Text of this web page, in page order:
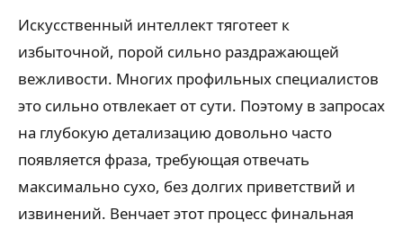
Искусственный интеллект тяготеет к
избыточной, порой сильно раздражающей
вежливости. Многих профильных специалистов
это сильно отвлекает от сути. Поэтому в запросах
на глубокую детализацию довольно часто
появляется фраза, требующая отвечать
максимально сухо, без долгих приветствий и
извинений. Венчает этот процесс финальная